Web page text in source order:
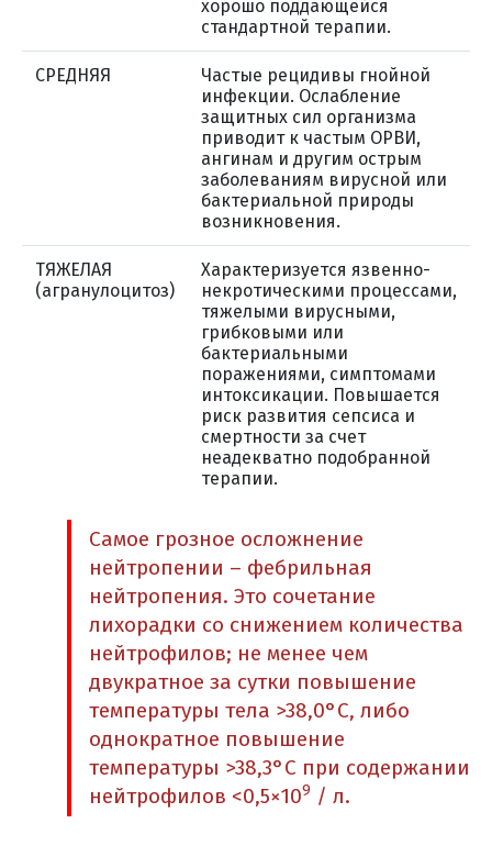
хорошо поддающейся
стандартной терапии.
СРЕДНЯЯ
Частые рецидивы гнойной
инфекции. Ослабление
защитных сил организма
приводит к частым ОРВИ,
ангинам и другим острым
заболеваниям вирусной или
бактериальной природы
возникновения.
ТЯЖЕЛАЯ
(агранулоцитоз)
Характеризуется язвенно-
некротическими процессами,
тяжелыми вирусными,
грибковыми или
бактериальными
поражениями, симптомами
интоксикации. Повышается
риск развития сепсиса и
смертности за счет
неадекватно подобранной
терапии.
Самое грозное осложнение
нейтропении – фебрильная
нейтропения. Это сочетание
лихорадки со снижением количества
нейтрофилов; не менее чем
двукратное за сутки повышение
температуры тела >38,0°С, либо
однократное повышение
температуры >38,3°С при содержании
нейтрофилов <0,5×109 / л.